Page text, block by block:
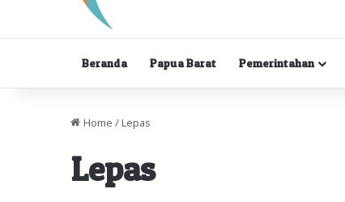
Beranda Papua Barat Pemerintahan
Home / Lepas
Lepas